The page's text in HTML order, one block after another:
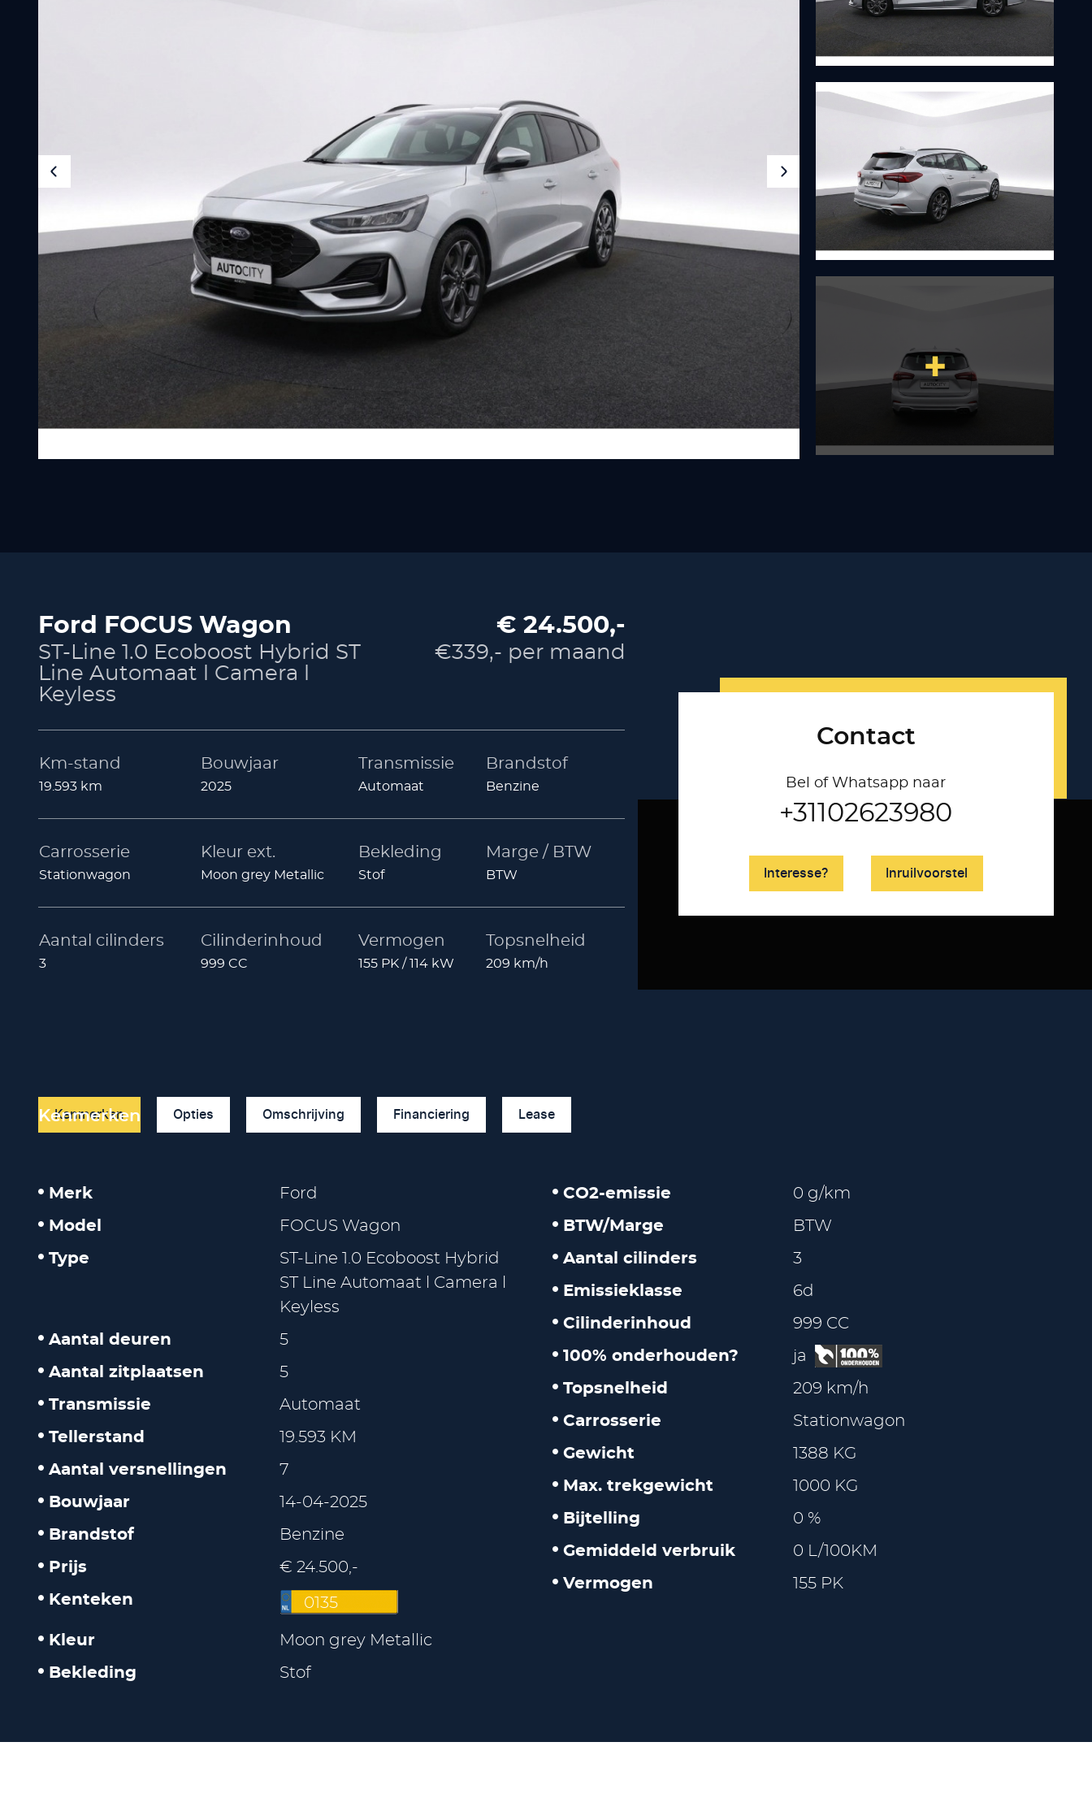
Ford FOCUS Wagon
ST-Line 1.0 Ecoboost Hybrid ST
Line Automaat l Camera l
Keyless
€ 24.500,-
€339,- per maand
Km-stand
19.593 km
Bouwjaar
2025
Transmissie
Automaat
Brandstof
Benzine
Carrosserie
Stationwagon
Kleur ext.
Moon grey Metallic
Bekleding
Stof
Marge / BTW
BTW
Aantal cilinders
3
Cilinderinhoud
999 CC
Vermogen
155 PK / 114 kW
Topsnelheid
209 km/h
Contact
Bel of Whatsapp naar
+31102623980
Interesse? Inruilvoorstel
Kenmerken Opties Omschrijving Financiering Lease
Kenmerken
Merk
Ford
Model
FOCUS Wagon
Type
ST-Line 1.0 Ecoboost Hybrid
ST Line Automaat l Camera l
Keyless
Aantal deuren
5
Aantal zitplaatsen
5
Transmissie
Automaat
Tellerstand
19.593 KM
Aantal versnellingen
7
Bouwjaar
14-04-2025
Brandstof
Benzine
Prijs
€ 24.500,-
Kenteken
0135
Kleur
Moon grey Metallic
Bekleding
Stof
CO2-emissie
0 g/km
BTW/Marge
BTW
Aantal cilinders
3
Emissieklasse
6d
Cilinderinhoud
999 CC
100% onderhouden?
ja
Topsnelheid
209 km/h
Carrosserie
Stationwagon
Gewicht
1388 KG
Max. trekgewicht
1000 KG
Bijtelling
0 %
Gemiddeld verbruik
0 L/100KM
Vermogen
155 PK